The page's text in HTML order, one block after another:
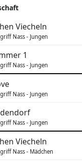
Viecheln
Nass - Jungen
1
Nass - Jungen
Nass - Jungen
Nass - Jungen
Viecheln
Nass - Mädchen